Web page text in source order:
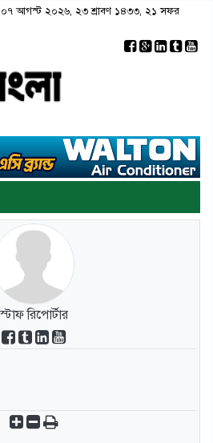
০৭ আগস্ট ২০২৬, ২৩ শ্রাবণ ১৪৩৩, ২১ সফর
রাজশাহী
রংপুর
সিলেট ভিডিও
ফটো গ্যালারী
স্টাফ রিপোর্টার